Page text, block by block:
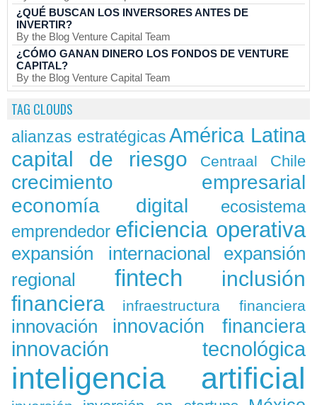
¿QUÉ BUSCAN LOS INVERSORES ANTES DE
INVERTIR?
By the Blog Venture Capital Team
¿CÓMO GANAN DINERO LOS FONDOS DE VENTURE
CAPITAL?
By the Blog Venture Capital Team
TAG CLOUDS
alianzas estratégicas América Latina
capital de riesgo Centraal Chile
crecimiento empresarial
economía digital
ecosistema
emprendedor eficiencia operativa
expansión internacional
expansión
regional
fintech
inclusión
financiera
infraestructura financiera
innovación innovación financiera
innovación tecnológica
inteligencia artificial